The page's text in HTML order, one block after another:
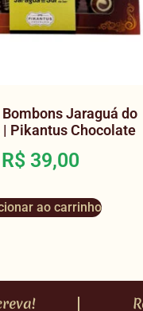
Jaraguá do
| Pikantus Chocolate
R$ 39,00
ao carrinho